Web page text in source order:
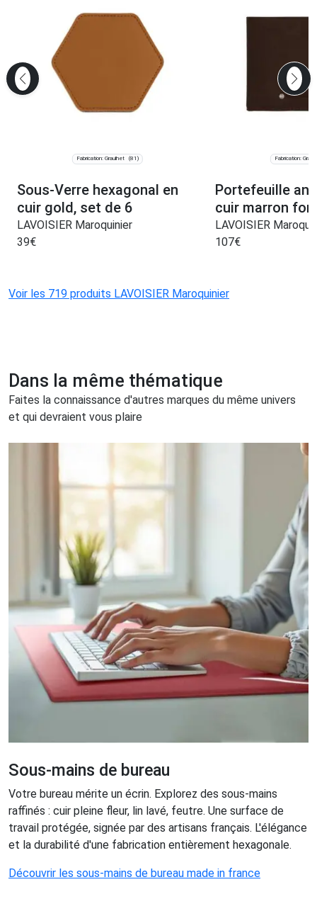
Fabrication: Graulhet (81)
Sous-Verre hexagonal en
cuir gold, set de 6
LAVOISIER Maroquinier
39€
Fabrication:
Portefeuille
cuir marron
LAVOISIER
107€
Voir les 719 produits LAVOISIER Maroquinier
Dans la même thématique
Faites la connaissance d'autres marques du même univers
et qui devraient vous plaire
Sous-mains de bureau
Votre bureau mérite un écrin. Explorez des sous-mains
raffinés : cuir pleine fleur, lin lavé, feutre. Une surface de
travail protégée, signée par des artisans français. L'élégance
et la durabilité d'une fabrication entièrement hexagonale.
Découvrir les sous-mains de bureau made in france